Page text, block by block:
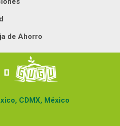
de Ahorro
CDMX, México